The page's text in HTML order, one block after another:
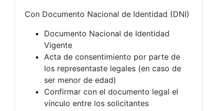
Con Documento Nacional de Identidad (DNI)
Documento Nacional de Identidad
Vigente
Acta de consentimiento por parte de
los representaste legales (en caso de
ser menor de edad)
Confirmar con el documento legal el
vínculo entre los solicitantes